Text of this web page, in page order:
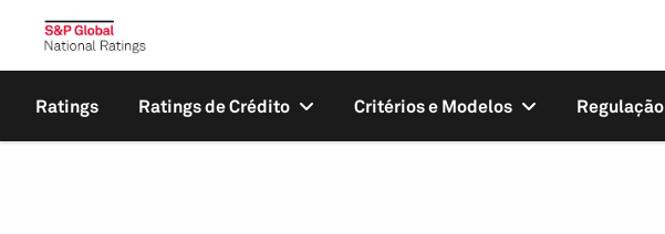
Ratings Ratings de Crédito Critérios e Modelos Regulação